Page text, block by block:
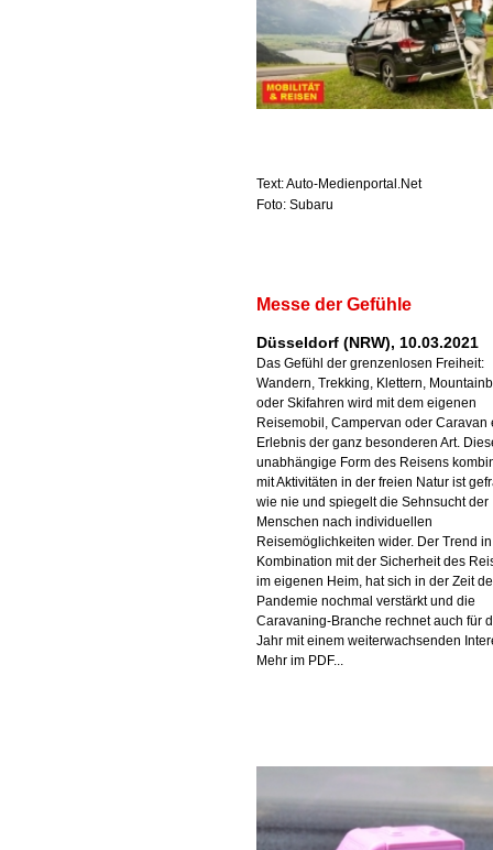
Text: Auto-Medienportal.Net
Foto: Subaru
Messe der Gefühle
Düsseldorf (NRW), 10.03.2021
Das Gefühl der grenzenlosen Freiheit:
Wandern, Trekking, Klettern,
oder Skifahren wird mit dem eigenen
Reisemobil, Campervan oder Caravan
Erlebnis der ganz besonderen Art.
unabhängige Form des Reisens
mit Aktivitäten in der freien Natur ist
wie nie und spiegelt die Sehnsucht der
Menschen nach individuellen
Reisemöglichkeiten wider. Der Trend in
Kombination mit der Sicherheit des
im eigenen Heim, hat sich in der Zeit
Pandemie nochmal verstärkt und die
Caravaning-Branche rechnet auch für
Jahr mit einem weiterwachsenden
Mehr im PDF...